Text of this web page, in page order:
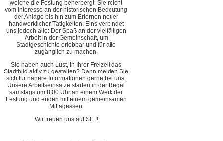
welche die Festung beherbergt. Sie reicht
vom Interesse an der historischen Bedeutung
der Anlage bis hin zum Erlernen neuer
handwerklicher Tätigkeiten. Eins verbindet
uns jedoch alle: Der Spaß an der vielfältigen
Arbeit in der Gemeinschaft, um
Stadtgeschichte erlebbar und für alle
zugänglich zu machen.
Sie haben auch Lust, in Ihrer Freizeit das
Stadtbild aktiv zu gestalten? Dann melden Sie
sich für nähere Informationen gerne bei uns.
Unsere Arbeitseinsätze starten in der Regel
samstags um 8:00 Uhr an einem Werk der
Festung und enden mit einem gemeinsamen
Mittagessen.
Wir freuen uns auf SIE!!